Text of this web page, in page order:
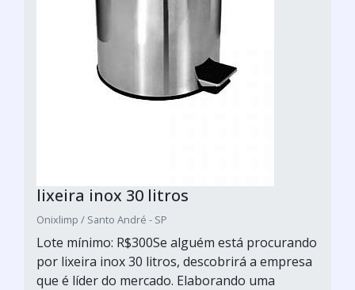
lixeira inox 30 litros
Onixlimp / Santo André - SP
Lote mínimo: R$300Se alguém está procurando
por lixeira inox 30 litros, descobrirá a empresa
que é líder do mercado. Elaborando uma